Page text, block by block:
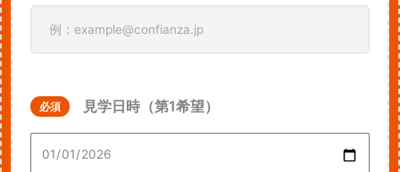
必須 見学日時（第1希望）